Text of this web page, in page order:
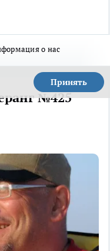
о нас
Принять
№425